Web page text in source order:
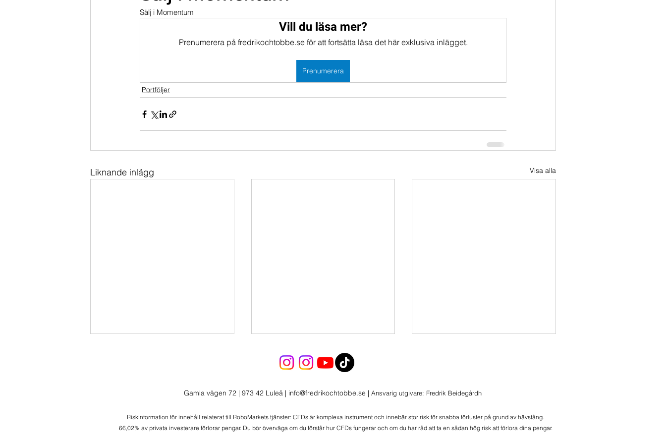
Dippköparportföljen
Sälj i Momentum
Vill du läsa mer?
Prenumerera på fredrikochtobbe.se för att fortsätta läsa det här exklusiva inlägget.
Prenumerera
Portföljer
Liknande inlägg Visa alla
Transaktion i Momentum
Sälj i Momentum
Sälj i Momentum
Gamla vägen 72 | 973 42 Luleå | info@fredrikochtobbe.se | Ansvarig utgivare: Fredrik Beidegårdh
Riskinformation för innehåll relaterat till RoboMarkets tjänster: CFDs är komplexa instrument och innebär stor risk för snabba förluster på grund av hävstång.
66,02% av privata investerare förlorar pengar. Du bör överväga om du förstår hur CFDs fungerar och om du har råd att ta en sådan hög risk att förlora dina pengar.